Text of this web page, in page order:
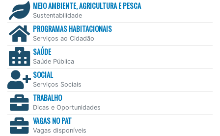
MEIO AMBIENTE, AGRICULTURA E PESCA
Sustentabilidade
PROGRAMAS HABITACIONAIS
Serviços ao Cidadão
SAÚDE
Saúde Pública
SOCIAL
Serviços Sociais
TRABALHO
Dicas e Oportunidades
VAGAS NO PAT
Vagas disponíveis